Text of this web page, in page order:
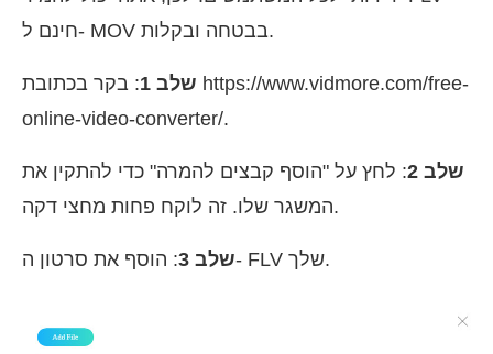
חינם ל- MOV בבטחה ובקלות.
שלב 1
: בקר בכתובת https://www.vidmore.com/free-
online-video-converter/.
שלב 2
: לחץ על "הוסף קבצים להמרה" כדי להתקין את
המשגר שלו. זה לוקח פחות מחצי דקה.
שלב 3 : הוסף את סרטון ה- FLV שלך.